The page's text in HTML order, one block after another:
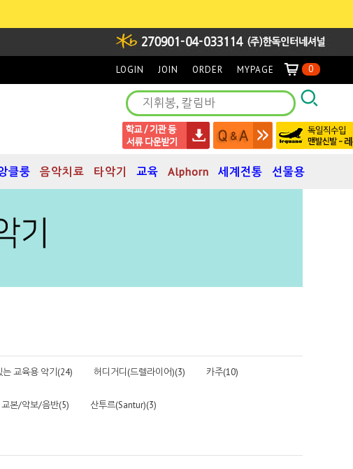
LOGIN JOIN ORDER MYPAGE 0
클룽 음악치료 타악기 교육 Alphorn 세계전통 선물용
는 교육용 악기(24) 허디거디(드렐라이어)(3) 카주(10)
교본/악보/음반(5) 산투르(Santur)(3)